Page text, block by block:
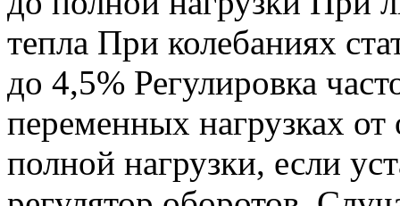
тепла При колебаниях
до 4,5% Регулировка
переменных нагрузках от
полной нагрузки, если